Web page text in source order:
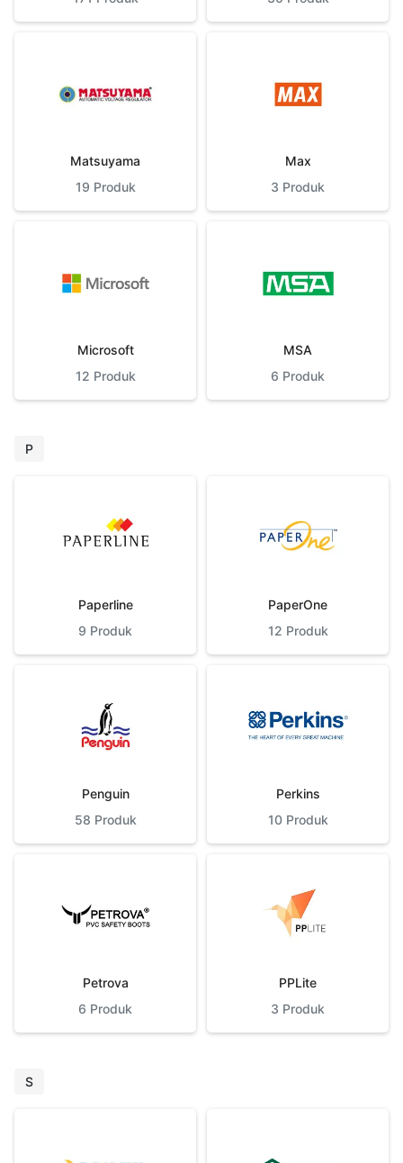
Matsuyama
19 Produk
Max
3 Produk
Microsoft
12 Produk
MSA
6 Produk
P
Paperline
9 Produk
PaperOne
12 Produk
Penguin
58 Produk
Perkins
10 Produk
Petrova
6 Produk
PPLite
3 Produk
S